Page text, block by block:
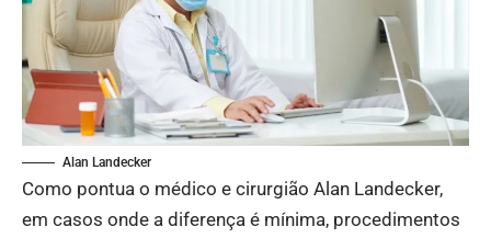
Alan Landecker
Como pontua o médico e cirurgião Alan Landecker,
em casos onde a diferença é mínima, procedimentos